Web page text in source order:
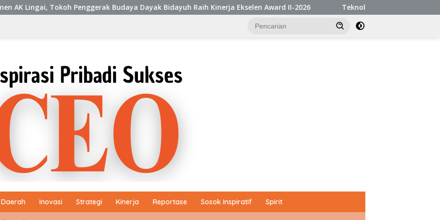
Penggerak Budaya Dayak Bidayuh Raih Kinerja Ekselen Award II-2026 Teknologi Anak Bangsa Dipamerkan di Istana,
Daerah Inovasi Strategi Kinerja Reportase Sosok Inspiratif Spirit